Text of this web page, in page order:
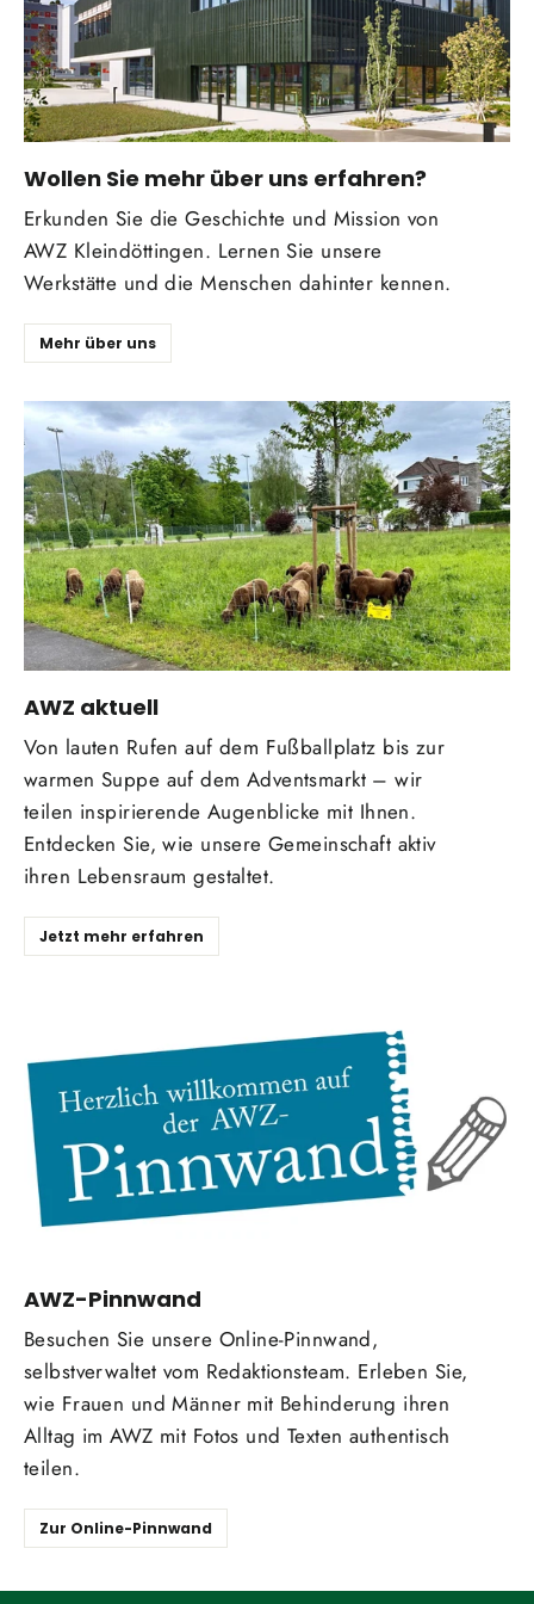
Wollen Sie mehr über uns erfahren?
Erkunden Sie die Geschichte und Mission von
AWZ Kleindöttingen. Lernen Sie unsere
Werkstätte und die Menschen dahinter kennen.
Mehr über uns
AWZ aktuell
Von lauten Rufen auf dem Fußballplatz bis zur
warmen Suppe auf dem Adventsmarkt – wir
teilen inspirierende Augenblicke mit Ihnen.
Entdecken Sie, wie unsere Gemeinschaft aktiv
ihren Lebensraum gestaltet.
Jetzt mehr erfahren
AWZ-Pinnwand
Besuchen Sie unsere Online-Pinnwand,
selbstverwaltet vom Redaktionsteam. Erleben Sie,
wie Frauen und Männer mit Behinderung ihren
Alltag im AWZ mit Fotos und Texten authentisch
teilen.
Zur Online-Pinnwand